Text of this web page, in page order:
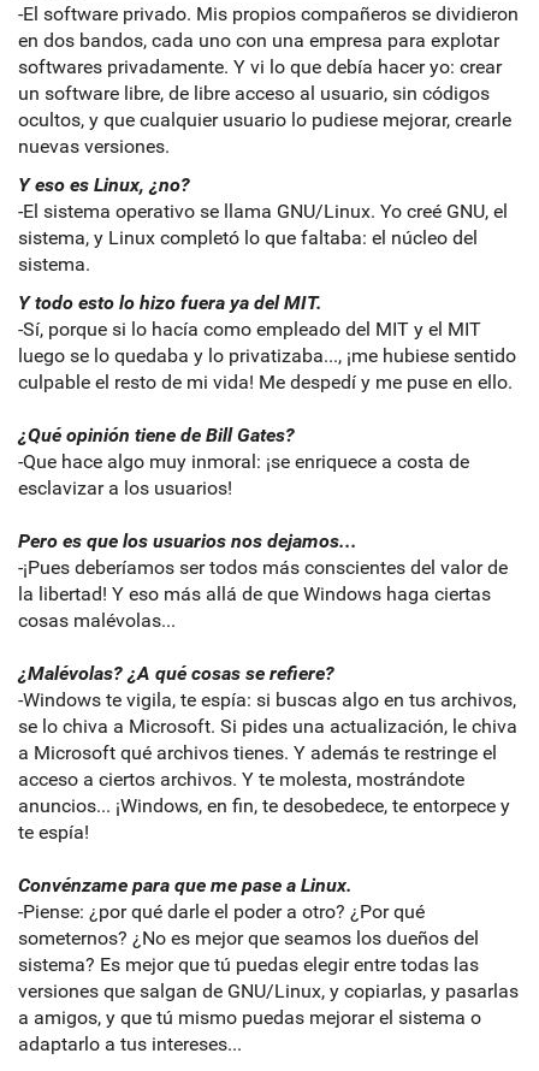
-El software privado. Mis propios compañeros se dividieron
en dos bandos, cada uno con una empresa para explotar
softwares privadamente. Y vi lo que debía hacer yo: crear
un software libre, de libre acceso al usuario, sin códigos
ocultos, y que cualquier usuario lo pudiese mejorar, crearle
nuevas versiones.
Y eso es Linux, ¿no?
-El sistema operativo se llama GNU/Linux. Yo creé GNU, el
sistema, y Linux completó lo que faltaba: el núcleo del
sistema.
Y todo esto lo hizo fuera ya del MIT.
-Sí, porque si lo hacía como empleado del MIT y el MIT
luego se lo quedaba y lo privatizaba..., ¡me hubiese sentido
culpable el resto de mi vida! Me despedí y me puse en ello.
¿Qué opinión tiene de Bill Gates?
-Que hace algo muy inmoral: ¡se enriquece a costa de
esclavizar a los usuarios!
Pero es que los usuarios nos dejamos...
-¡Pues deberíamos ser todos más conscientes del valor de
la libertad! Y eso más allá de que Windows haga ciertas
cosas malévolas...
¿Malévolas? ¿A qué cosas se refiere?
-Windows te vigila, te espía: si buscas algo en tus archivos,
se lo chiva a Microsoft. Si pides una actualización, le chiva
a Microsoft qué archivos tienes. Y además te restringe el
acceso a ciertos archivos. Y te molesta, mostrándote
anuncios... ¡Windows, en fin, te desobedece, te entorpece y
te espía!
Convénzame para que me pase a Linux.
-Piense: ¿por qué darle el poder a otro? ¿Por qué
someternos? ¿No es mejor que seamos los dueños del
sistema? Es mejor que tú puedas elegir entre todas las
versiones que salgan de GNU/Linux, y copiarlas, y pasarlas
a amigos, y que tú mismo puedas mejorar el sistema o
adaptarlo a tus intereses...